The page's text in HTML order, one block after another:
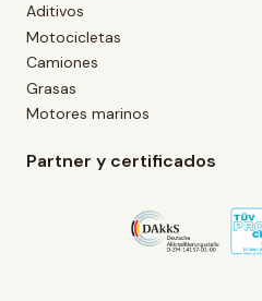
Aditivos
Motocicletas
Camiones
Grasas
Motores marinos
Partner y certificados